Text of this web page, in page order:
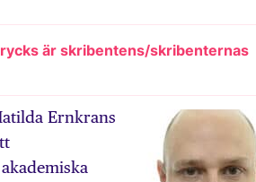
är skribentens/skribenternas
Ernkrans